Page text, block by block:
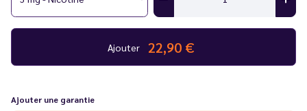
Ajouter 22,90 €
Ajouter une garantie